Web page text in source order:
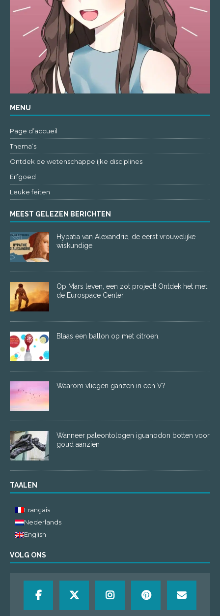
MENU
Page d’accueil
Thema’s
Ontdek de wetenschappelijke disciplines
Erfgoed
Leuke feiten
MEEST GELEZEN BERICHTEN
Hypatia van Alexandrië, de eerst vrouwelijke
wiskundige
Op Mars leven, een zot project! Ontdek het met
de Eurospace Center.
Blaas een ballon op met citroen.
Waarom vliegen ganzen in een V?
Wanneer paleontologen iguanodon botten voor
goud aanzien
TAALEN
Français
Nederlands
English
VOLG ONS